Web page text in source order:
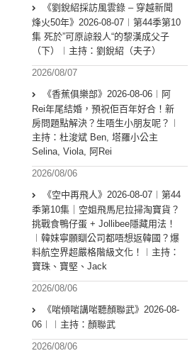
《劉銳紹採訪風雲錄 – 穿越新聞
烽火50年》2026-08-07︱第44季第10
集 死於”可原諒殺人“的黎漢成父子
（下）︱主持：劉銳紹（夫子）
2026/08/07
《香蕉俱樂部》2026-08-06︱阿
Rei年尾結婚，預祝佢百年好合！新
房問題點解決？生唔生小朋友呢？︱
主持：杜浚斌 Ben, 塔羅小公主
Selina, Viola, 阿Rei
2026/08/06
《空中再飛人》2026-08-07︱第44
季第10集｜空姐飛馬尼拉掃淘寶貨？
挑戰食鴨仔蛋 + Jollibee隱藏用法！
︱韓妹寧願瞓公司都唔想返韓國？爆
料航空界超嚴格階級文化！︱主持：
寶珠、寶堅、Jack
2026/08/06
《啱傾啱講啱聽顏聯武》2026-08-
06︱︱主持：顏聯武
2026/08/06